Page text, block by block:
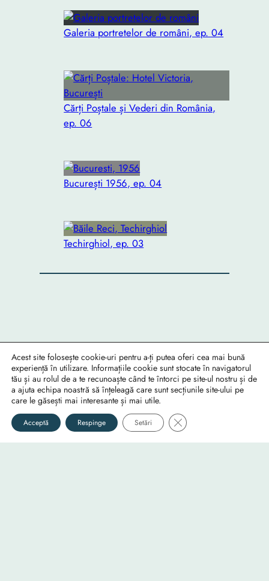
Galeria portretelor de români, ep. 04
Cărți Poștale și Vederi din România,
ep. 06
București 1956, ep. 04
Techirghiol, ep. 03
Acest site folosește cookie-uri pentru a-ți putea oferi cea mai bună
experiență în utilizare. Informațiile cookie sunt stocate în navigatorul
tău și au rolul de a te recunoaște când te întorci pe site-ul nostru și de
a ajuta echipa noastră să înțeleagă care sunt secțiunile site-ului pe
care le găsești mai interesante și mai utile.
Acceptă Respinge Setări Close GDPR Cookie